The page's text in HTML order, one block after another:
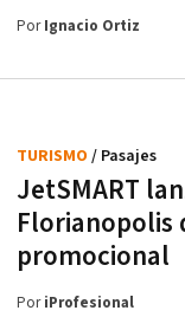
PorIgnacio Ortiz
JetSMART
Florianopolis
promocional
TURISMO / Pasajes
PoriProfesional